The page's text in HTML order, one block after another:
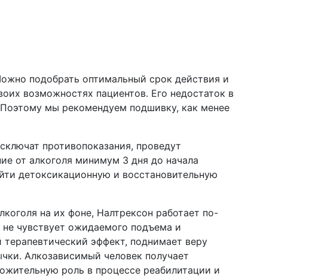
подобрать оптимальный срок действия и
возможностях пациентов. Его недостаток в
мы рекомендуем подшивку, как менее
противопоказания, проведут
от алкоголя минимум 3 дня до начала
детоксикационную и восстановительную
на их фоне, Налтрексон работает по-
чувствует ожидаемого подъема и
эффект, поднимает веру
Алкозависимый человек получает
роль в процессе реабилитации и